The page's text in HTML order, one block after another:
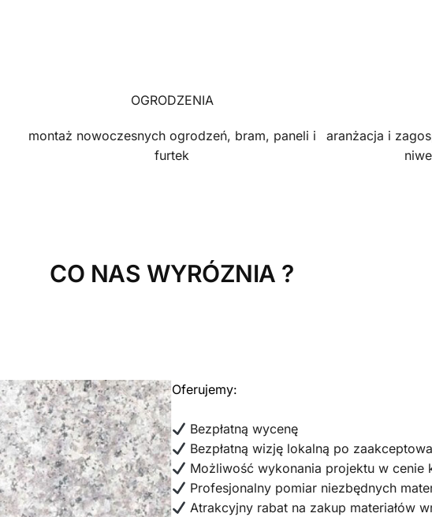
OGRODZENIA
montaż nowoczesnych ogrodzeń, bram, paneli i
furtek
aranżacja i
CO NAS WYRÓZNIA ?
Oferujemy:
Bezpłatną wycenę
Bezpłatną wizję lokalną po
Możliwość wykonania projektu w cenie
Profesjonalny pomiar niezbędnych
Atrakcyjny rabat na zakup materiałów